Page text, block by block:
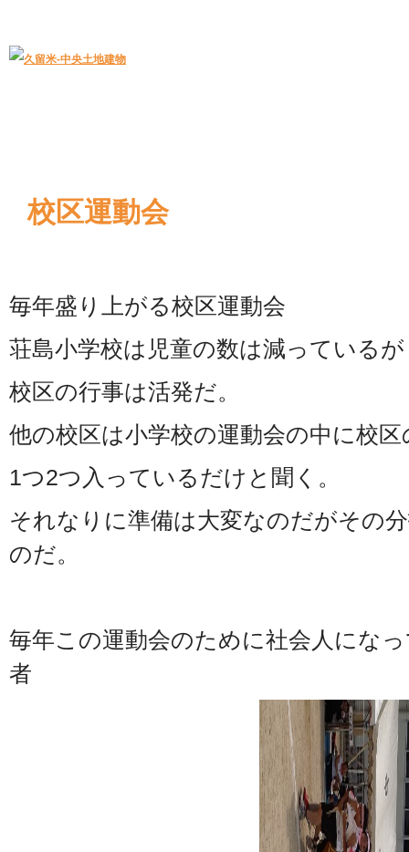
校区運動会
毎年盛り上がる校区運動会
荘島小学校は児童の数は減っているが
校区の行事は活発だ。
他の校区は小学校の運動会の中に校
1つ2つ入っているだけと聞く。
それなりに準備は大変なのだがその
のだ。
毎年この運動会のために社会人にな
者